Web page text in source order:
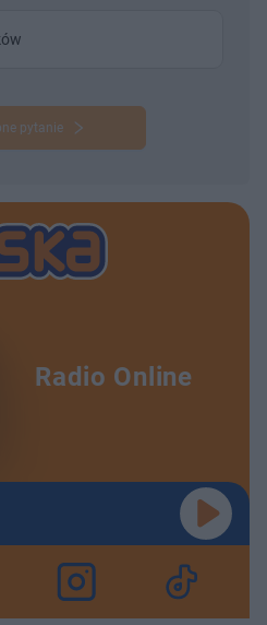
pytanie
Radio Online